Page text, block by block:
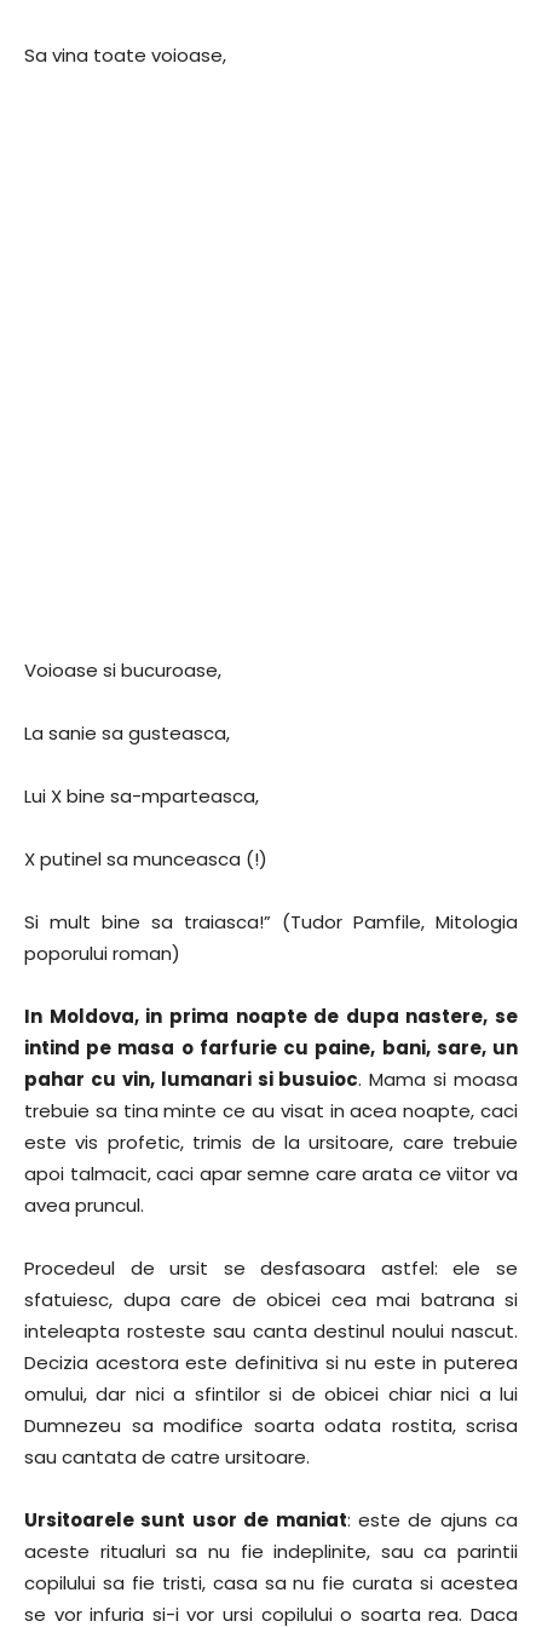
Sa vina toate voioase,
Voioase si bucuroase,
La sanie sa gusteasca,
Lui X bine sa-mparteasca,
X putinel sa munceasca (!)
Si mult bine sa traiasca!” (Tudor Pamfile, Mitologia
poporului roman)
In Moldova, in prima noapte de dupa nastere, se
intind pe masa o farfurie cu paine, bani, sare, un
pahar cu vin, lumanari si busuioc. Mama si moasa
trebuie sa tina minte ce au visat in acea noapte, caci
este vis profetic, trimis de la ursitoare, care trebuie
apoi talmacit, caci apar semne care arata ce viitor va
avea pruncul.
Procedeul de ursit se desfasoara astfel: ele se
sfatuiesc, dupa care de obicei cea mai batrana si
inteleapta rosteste sau canta destinul noului nascut.
Decizia acestora este definitiva si nu este in puterea
omului, dar nici a sfintilor si de obicei chiar nici a lui
Dumnezeu sa modifice soarta odata rostita, scrisa
sau cantata de catre ursitoare.
Ursitoarele sunt usor de maniat: este de ajuns ca
aceste ritualuri sa nu fie indeplinite, sau ca parintii
copilului sa fie tristi, casa sa nu fie curata si acestea
se vor infuria si-i vor ursi copilului o soarta rea. Daca